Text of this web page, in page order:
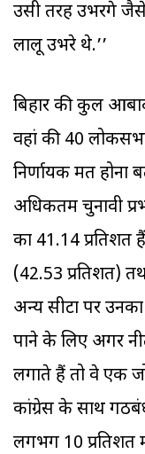
उसी तरह उभरेंगे
लालू उभरे थे.’’
बिहार की कुल
वहां की 40
निर्णायक मत होना
अधिकतम चुनावी
का 41.14 प्रतिशत
(42.53 प्रतिशत)
अन्य सीटों पर
पाने के लिए अगर
लगाते हैं तो वे एक
कांग्रेस के साथ
लगभग 10 प्रतिशत